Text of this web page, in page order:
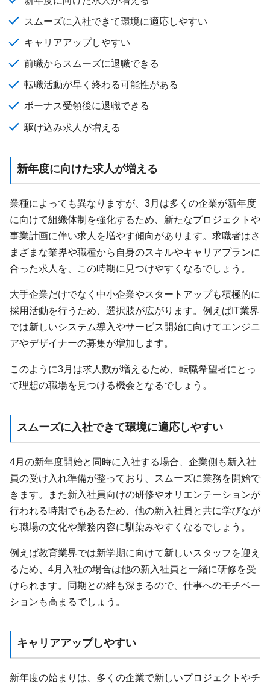
スムーズに入社できて環境に適応しやすい
キャリアアップしやすい
前職からスムーズに退職できる
転職活動が早く終わる可能性がある
ボーナス受領後に退職できる
駆け込み求人が増える
新年度に向けた求人が増える
業種によっても異なりますが、3月は多くの企業が新年度
に向けて組織体制を強化するため、新たなプロジェクトや
事業計画に伴い求人を増やす傾向があります。求職者はさ
まざまな業界や職種から自身のスキルやキャリアプランに
合った求人を、この時期に見つけやすくなるでしょう。
大手企業だけでなく中小企業やスタートアップも積極的に
採用活動を行うため、選択肢が広がります。例えばIT業界
では新しいシステム導入やサービス開始に向けてエンジニ
アやデザイナーの募集が増加します。
このように3月は求人数が増えるため、転職希望者にとっ
て理想の職場を見つける機会となるでしょう。
スムーズに入社できて環境に適応しやすい
4月の新年度開始と同時に入社する場合、企業側も新入社
員の受け入れ準備が整っており、スムーズに業務を開始で
きます。また新入社員向けの研修やオリエンテーションが
行われる時期でもあるため、他の新入社員と共に学びなが
ら職場の文化や業務内容に馴染みやすくなるでしょう。
例えば教育業界では新学期に向けて新しいスタッフを迎え
るため、4月入社の場合は他の新入社員と一緒に研修を受
けられます。同期との絆も深まるので、仕事へのモチベー
ションも高まるでしょう。
キャリアアップしやすい
新年度の始まりは、多くの企業で新しいプロジェクトやチ